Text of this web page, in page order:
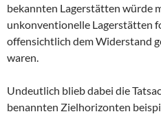
bekannten Lagerstätten würde
unkonventionelle Lagerstätten
offensichtlich dem Widerstand
waren.
Undeutlich blieb dabei die
benannten Zielhorizonten